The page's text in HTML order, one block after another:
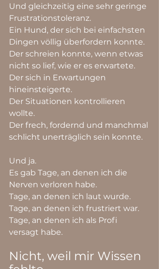
Und gleichzeitig eine sehr geringe
Frustrationstoleranz.
Ein Hund, der sich bei einfachsten
Dingen völlig überfordern konnte.
Der schreien konnte, wenn etwas
nicht so lief, wie er es erwartete.
Der sich in Erwartungen
hineinsteigerte.
Der Situationen kontrollieren
wollte.
Der frech, fordernd und manchmal
schlicht unerträglich sein konnte.
Und ja.
Es gab Tage, an denen ich die
Nerven verloren habe.
Tage, an denen ich laut wurde.
Tage, an denen ich frustriert war.
Tage, an denen ich als Profi
versagt habe.
Nicht, weil mir Wissen